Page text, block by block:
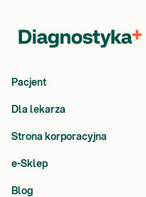
Pacjent
Dla lekarza
Strona korporacyjna
e-Sklep
Blog